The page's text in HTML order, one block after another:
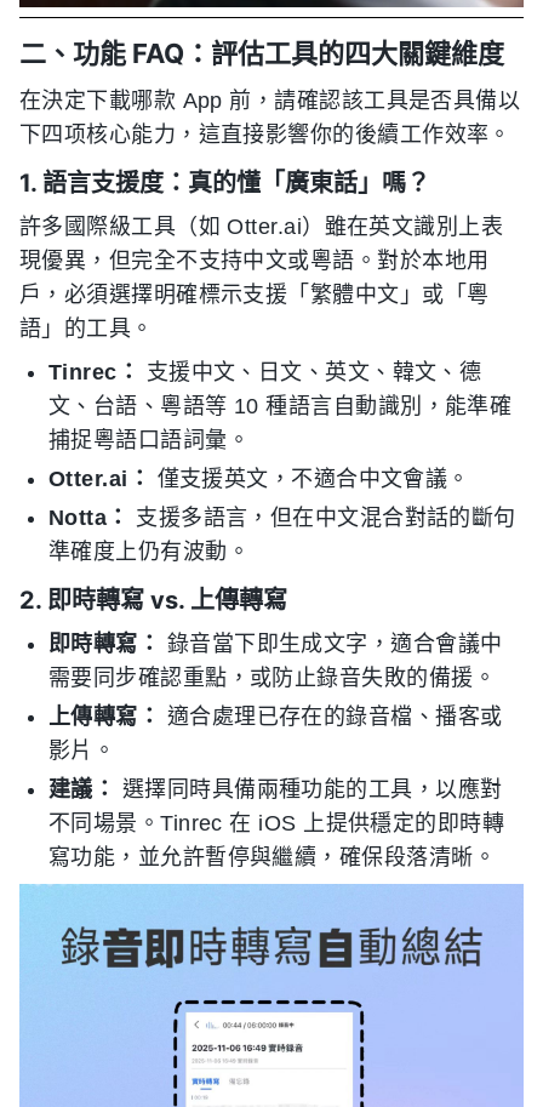
二、功能 FAQ：評估工具的四大關鍵維度
在決定下載哪款 App 前，請確認該工具是否具備以
下四项核心能力，這直接影響你的後續工作效率。
1. 語言支援度：真的懂「廣東話」嗎？
許多國際級工具（如 Otter.ai）雖在英文識別上表
現優異，但完全不支持中文或粵語。對於本地用
戶，必須選擇明確標示支援「繁體中文」或「粵
語」的工具。
Tinrec：
支援中文、日文、英文、韓文、德
文、台語、粵語等 10 種語言自動識別，能準確
捕捉粵語口語詞彙。
Otter.ai：
僅支援英文，不適合中文會議。
Notta：
支援多語言，但在中文混合對話的斷句
準確度上仍有波動。
2. 即時轉寫 vs. 上傳轉寫
即時轉寫：
錄音當下即生成文字，適合會議中
需要同步確認重點，或防止錄音失敗的備援。
上傳轉寫：
適合處理已存在的錄音檔、播客或
影片。
建議：
選擇同時具備兩種功能的工具，以應對
不同場景。Tinrec 在 iOS 上提供穩定的即時轉
寫功能，並允許暫停與繼續，確保段落清晰。